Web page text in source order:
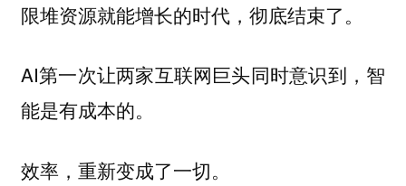
限堆资源就能增长的时代，彻底结束了。
AI第一次让两家互联网巨头同时意识到，智
能是有成本的。
效率，重新变成了一切。